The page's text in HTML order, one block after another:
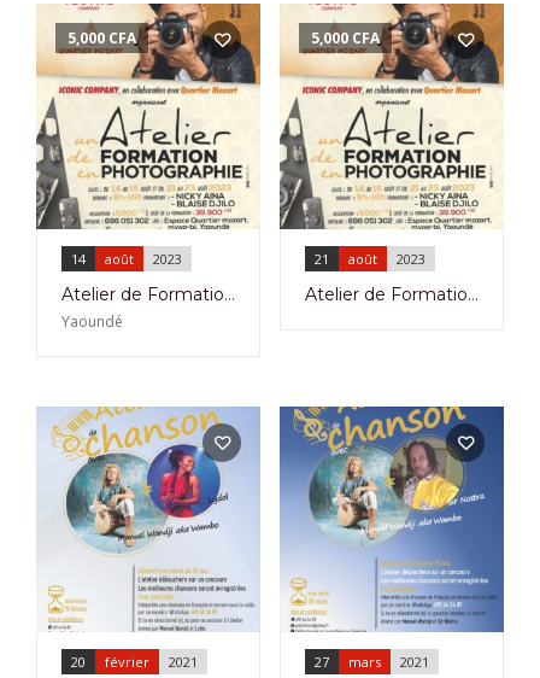
14 août 2023
Atelier de Formation en Photographie à l’Espace Quartier Mozart à Yaoundé du 14 Au 16 Août 2023
5,000 CFA
Yaoundé
21 août 2023
Atelier de Formation en Photographie à l’Espace Quartier Mozart à Yaoundé du 21 Au 23 Août 2023
5,000 CFA
20 février 2021 27 mars 2021